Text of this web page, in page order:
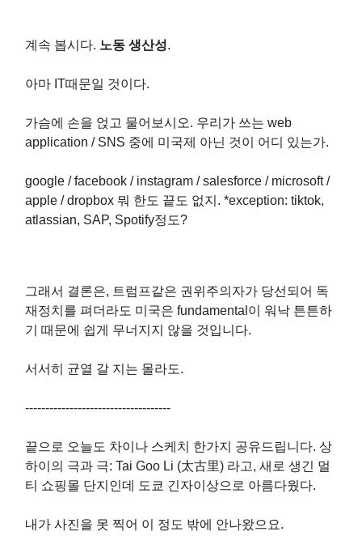
계속 봅시다. 노동 생산성.
아마 IT때문일 것이다.
가슴에 손을 얹고 물어보시오. 우리가 쓰는 web
application / SNS 중에 미국제 아닌 것이 어디 있는가.
google / facebook / instagram / salesforce / microsoft /
apple / dropbox 뭐 한도 끝도 없지. *exception: tiktok,
atlassian, SAP, Spotify정도?
그래서 결론은, 트럼프같은 권위주의자가 당선되어 독
재정치를 펴더라도 미국은 fundamental이 워낙 튼튼하
기 때문에 쉽게 무너지지 않을 것입니다.
서서히 균열 갈 지는 몰라도.
------------------------------------
끝으로 오늘도 차이나 스케치 한가지 공유드립니다. 상
하이의 극과 극: Tai Goo Li (太古里) 라고, 새로 생긴 멀
티 쇼핑몰 단지인데 도쿄 긴자이상으로 아름다웠다.
내가 사진을 못 찍어 이 정도 밖에 안나왔으요.